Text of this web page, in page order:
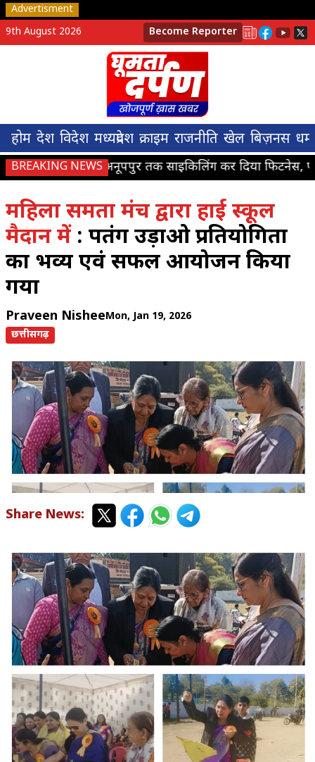
Advertisment
9th August 2026
Become Reporter
होम देश विदेश मध्यप्रदेश क्राइम राजनीति खेल बिज़नस धर्म
BREAKING NEWS
मनेंद्रगढ़ से अनूपपुर तक साइकिलिंग कर दिया फिटनेस,
महिला समता मंच द्वारा हाई स्कूल
मैदान में : पतंग उड़ाओ प्रतियोगिता
का भव्य एवं सफल आयोजन किया
गया
Praveen NisheeMon, Jan 19, 2026
छत्तीसगढ़
Share News: